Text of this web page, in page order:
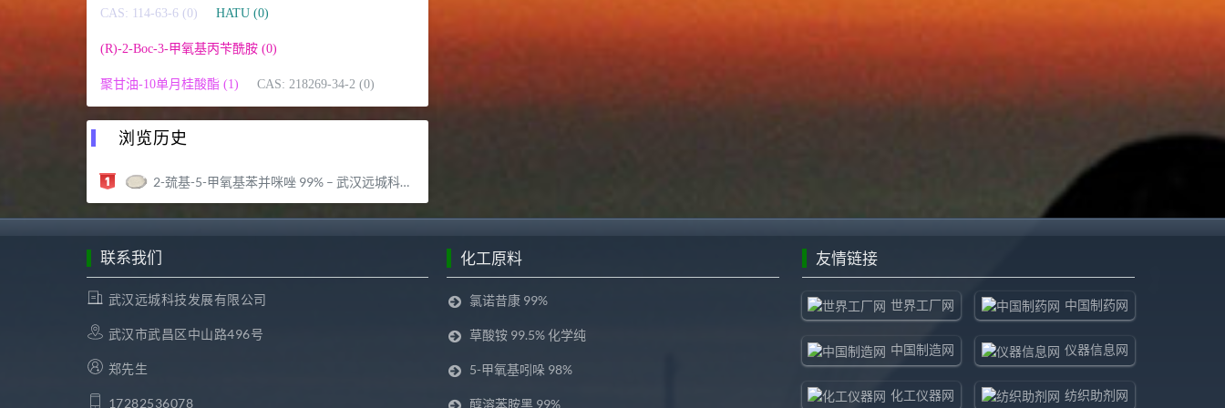
CAS: 114-63-6 (0) HATU (0)
(R)-2-Boc-3-甲氧基丙苄酰胺 (0)
聚甘油-10单月桂酸酯 (1) CAS: 218269-34-2 (0)
浏览历史
2-巯基-5-甲氧基苯并咪唑 99% – 武汉远城科技发展有限公司
联系我们
武汉远城科技发展有限公司
武汉市武昌区中山路496号
郑先生
17282536078
化工原料
氯诺昔康 99%
草酸铵 99.5% 化学纯
5-甲氧基吲哚 98%
醇溶苯胺黑 99%
友情链接
世界工厂网 中国制药网
中国制造网 仪器信息网
化工仪器网 纺织助剂网